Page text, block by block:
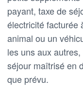
payant, taxe de
électricité facturée
animal ou un
les uns aux
séjour maîtrisé en
que prévu.